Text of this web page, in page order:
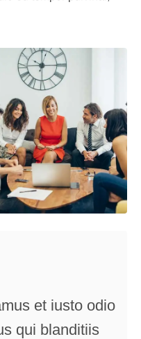
et iusto odio
qui blanditiis